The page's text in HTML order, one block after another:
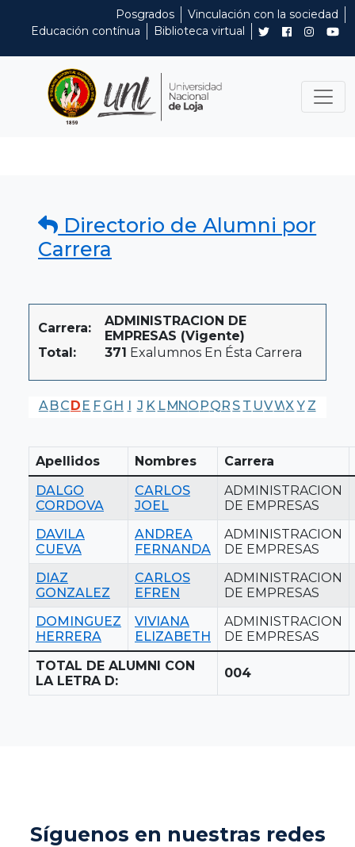
Posgrados
Vinculación con la sociedad
Educación contínua
Biblioteca virtual
Directorio de Alumni por
Carrera
Carrera:
ADMINISTRACION DE
EMPRESAS (Vigente)
Total:
371 Exalumnos En Ésta Carrera
A BCD E F G H I J K LMNO PQR S T UVWX Y Z
Apellidos Nombres
Carrera
DALGO
CORDOVA
CARLOS
JOEL
ADMINISTRACION
DE EMPRESAS
DAVILA
CUEVA
ANDREA
FERNANDA
ADMINISTRACION
DE EMPRESAS
DIAZ
GONZALEZ
CARLOS
EFREN
ADMINISTRACION
DE EMPRESAS
DOMINGUEZ
HERRERA
VIVIANA
ELIZABETH
ADMINISTRACION
DE EMPRESAS
TOTAL DE ALUMNI CON
LA LETRA D:
004
Síguenos en nuestras redes